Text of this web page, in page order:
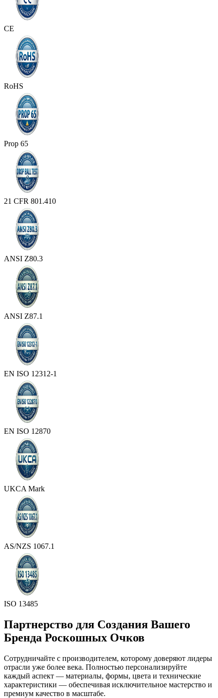
CE
RoHS
Prop 65
21 CFR 801.410
ANSI Z80.3
ANSI Z87.1
EN ISO 12312-1
EN ISO 12870
UKCA Mark
AS/NZS 1067.1
ISO 13485
Партнерство для Создания Вашего
Бренда Роскошных Очков
Сотрудничайте с производителем, которому доверяют лидеры
отрасли уже более века. Полностью персонализируйте
каждый аспект — материалы, формы, цвета и технические
характеристики — обеспечивая исключительное мастерство и
премиум качество в масштабе.